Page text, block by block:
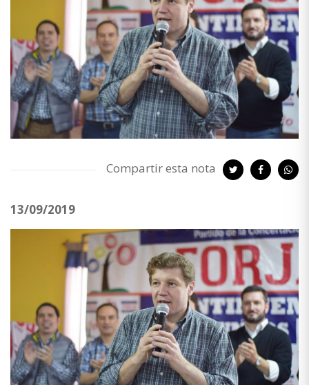
Compartir esta nota
13/09/2019